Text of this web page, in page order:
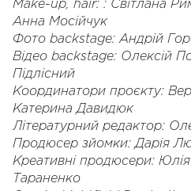
Make-up, hair: : Світлана
Анна Мосійчук
Фото backstage: Андрій
Відео backstage: Олексій
Підлісний
Координатори проєкту:
Катерина Давидюк
Літературний редактор:
Продюсер зйомки: Дарія
Креативні продюсери:
Тараненко